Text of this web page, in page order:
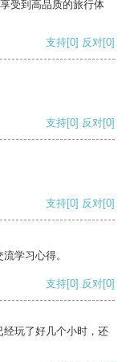
受到高品质的旅行体
支持[0] 反对[0]
支持[0] 反对[0]
支持[0] 反对[0]
学习心得。
支持[0] 反对[0]
玩了好几个小时，还